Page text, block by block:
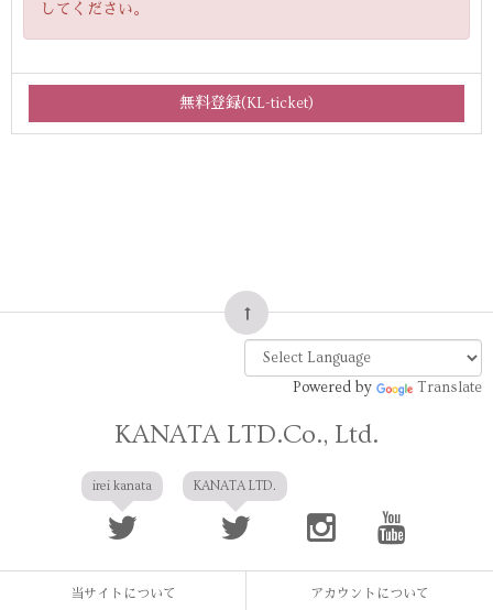
してください。
Powered by Translate
KANATA LTD.Co., Ltd.
irei kanata KANATA LTD.
当サイトについて アカウントについて